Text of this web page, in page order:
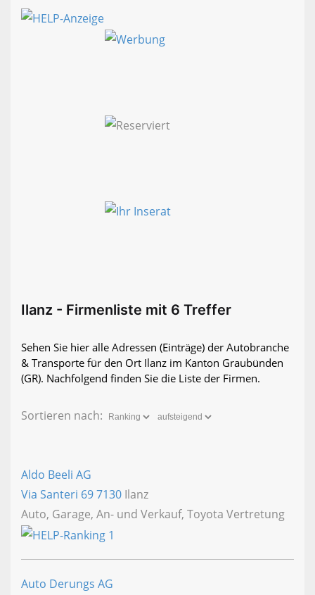
Ilanz - Firmenliste mit 6 Treffer
Sehen Sie hier alle Adressen (Einträge) der Autobranche
& Transporte für den Ort Ilanz im Kanton Graubünden
(GR). Nachfolgend finden Sie die Liste der Firmen.
Sortieren nach:
Aldo Beeli AG
Via Santeri 697130 Ilanz
Auto, Garage, An- und Verkauf, Toyota Vertretung
Auto Derungs AG